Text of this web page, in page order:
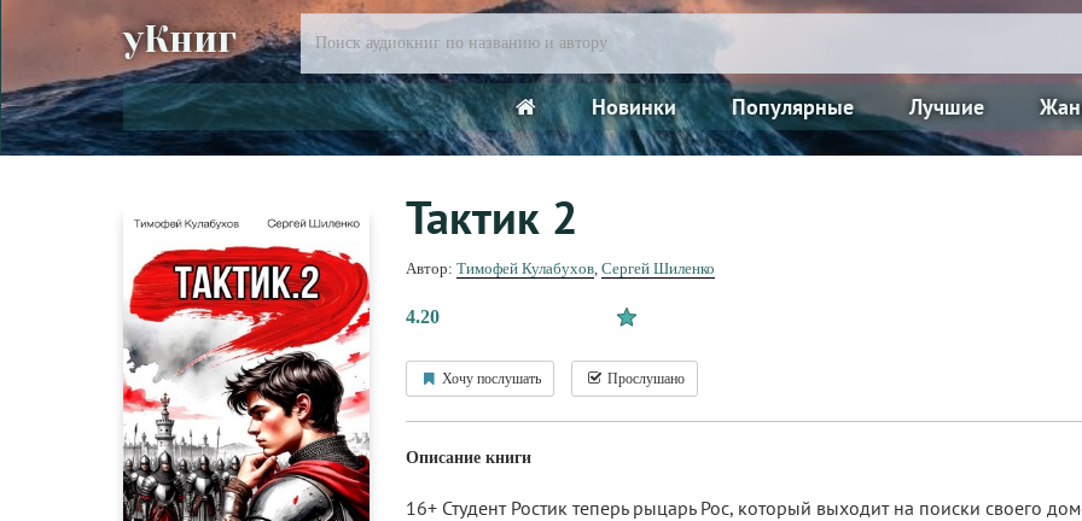
уКниг
Новинки Популярные Лучшие
Тактик 2
Автор: Тимофей Кулабухов, Сергей Шиленко
4.20
Хочу послушать Прослушано
Описание книги
16+ Студент Ростик теперь рыцарь Рос, который выходит на поиски своего